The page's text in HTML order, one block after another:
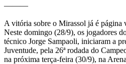
———
A vitória sobre o Mirassol já é página
Neste domingo (28/9), os jogadores
técnico Jorge Sampaoli, iniciaram a
Juventude, pela 26ª rodada do
na próxima terça-feira (30/9), na